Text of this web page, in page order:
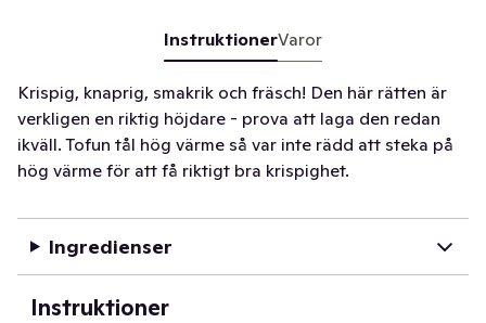
InstruktionerVaror
Krispig, knaprig, smakrik och fräsch! Den här rätten är
verkligen en riktig höjdare - prova att laga den redan
ikväll. Tofun tål hög värme så var inte rädd att steka på
hög värme för att få riktigt bra krispighet.
Ingredienser
Instruktioner